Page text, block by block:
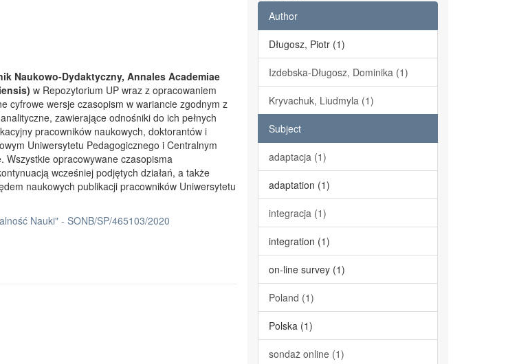
Naukowo-Dydaktyczny, Annales Academiae
w Repozytorium UP wraz z opracowaniem
cyfrowe wersje czasopism w wariancie zgodnym z
zawierające odnośniki do ich pełnych
pracowników naukowych, doktorantów i
Uniwersytetu Pedagogicznego i Centralnym
Wszystkie opracowywane czasopisma
wcześniej podjętych działań, a także
naukowych publikacji pracowników Uniwersytetu
Nauki" - SONB/SP/465103/2020
Author
Długosz, Piotr (1)
Izdebska-Długosz, Dominika (1)
Kryvachuk, Liudmyla (1)
Subject
adaptacja (1)
adaptation (1)
integracja (1)
integration (1)
on-line survey (1)
Poland (1)
Polska (1)
sondaż online (1)